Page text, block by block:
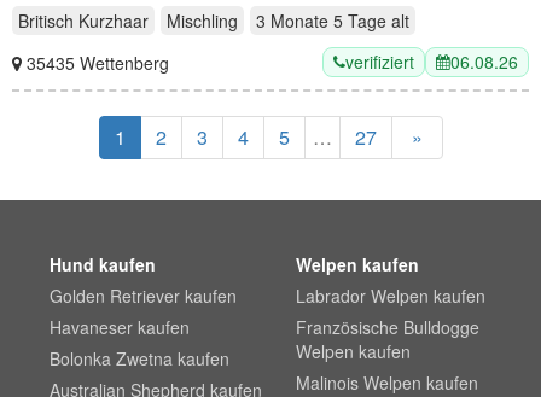
Britisch Kurzhaar Mischling 3 Monate 5 Tage alt
35435 Wettenberg
verifiziert 06.08.26
1 2 3 4 5 … 27 »
Hund kaufen
Golden Retriever kaufen
Havaneser kaufen
Bolonka Zwetna kaufen
Australian Shepherd kaufen
Welpen kaufen
Labrador Welpen kaufen
Französische Bulldogge
Welpen kaufen
Malinois Welpen kaufen